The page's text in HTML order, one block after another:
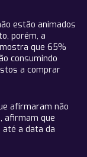
estão animados
porém, a
que 65%
consumindo
a comprar
afirmaram não
afirmam que
a data da